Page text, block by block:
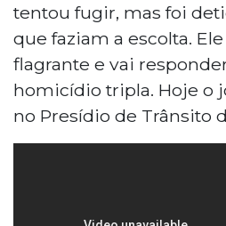
tentou fugir, mas foi
que faziam a escolta.
flagrante e vai
homicídio tripla. Hoje o
no Presídio de Trânsito